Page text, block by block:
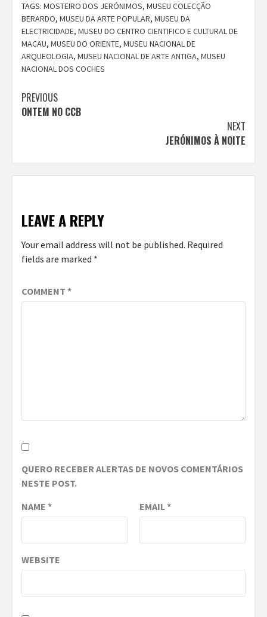
TAGS: MOSTEIRO DOS JERÓNIMOS, MUSEU COLECÇÃO
BERARDO, MUSEU DA ARTE POPULAR, MUSEU DA
ELECTRICIDADE, MUSEU DO CENTRO CIENTIFICO E CULTURAL DE
MACAU, MUSEU DO ORIENTE, MUSEU NACIONAL DE
ARQUEOLOGIA, MUSEU NACIONAL DE ARTE ANTIGA, MUSEU
NACIONAL DOS COCHES
Continue
Reading
PREVIOUS
ONTEM NO CCB
NEXT
JERÓNIMOS À NOITE
LEAVE A REPLY
Your email address will not be published. Required
fields are marked *
COMMENT *
QUERO RECEBER ALERTAS DE NOVOS COMENTÁRIOS
NESTE POST.
NAME * EMAIL*
WEBSITE